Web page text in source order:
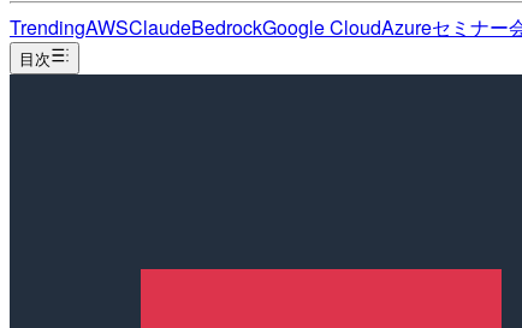
TrendingAWSClaudeBedrockGoogle CloudAzureセミナー
目次